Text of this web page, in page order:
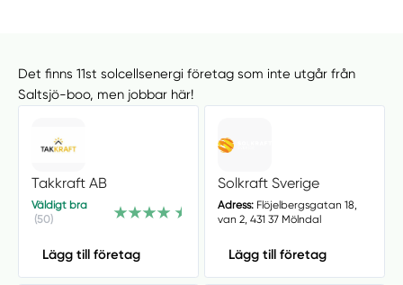
Det finns 11st solcellsenergi företag som inte utgår från
Saltsjö-boo, men jobbar här!
Takkraft AB
Väldigt bra
(50)
Lägg till företag
Solkraft Sverige
Adress:Flöjelbergsgatan 18,
van 2, 431 37 Mölndal
Lägg till företag